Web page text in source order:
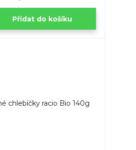
Přidat do košíku